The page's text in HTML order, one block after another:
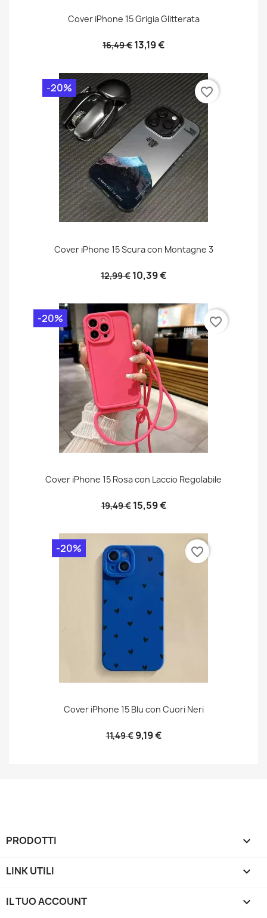
Cover iPhone 15 Grigia Glitterata
16,49 € 13,19 €
Cover iPhone 15 Scura con Montagne 3
12,99 € 10,39 €
-20% favorite_border
Cover iPhone 15 Rosa con Laccio Regolabile
19,49 € 15,59 €
-20% favorite_border
Cover iPhone 15 Blu con Cuori Neri
11,49 € 9,19 €
-20% favorite_border
PRODOTTI 
LINK UTILI 
IL TUO ACCOUNT 